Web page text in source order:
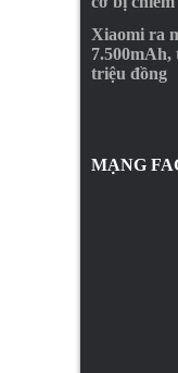
Xiaomi ra
triệu đồng
MẠNG